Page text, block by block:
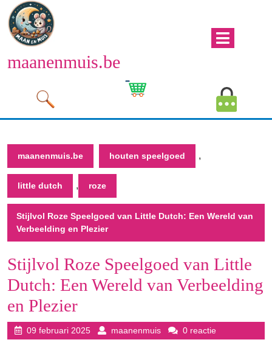
Naar
de
inhoud
maanenmuis.be
Winkelwagen
maanenmuis.be houten speelgoed ,
little dutch , roze
Stijlvol Roze Speelgoed van Little Dutch: Een Wereld van
Verbeelding en Plezier
Stijlvol Roze Speelgoed van Little
Dutch: Een Wereld van Verbeelding
en Plezier
09 februari 202509
februari
maanenmuismaanenmuis
0 reactie